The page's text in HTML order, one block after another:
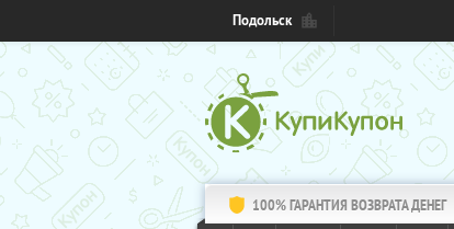
Подольск
100% ГАРАНТИЯ ВОЗВРАТА ДЕНЕГ